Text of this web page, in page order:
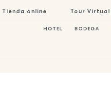
Tienda online Tour Virtual
HOTEL BODEGA